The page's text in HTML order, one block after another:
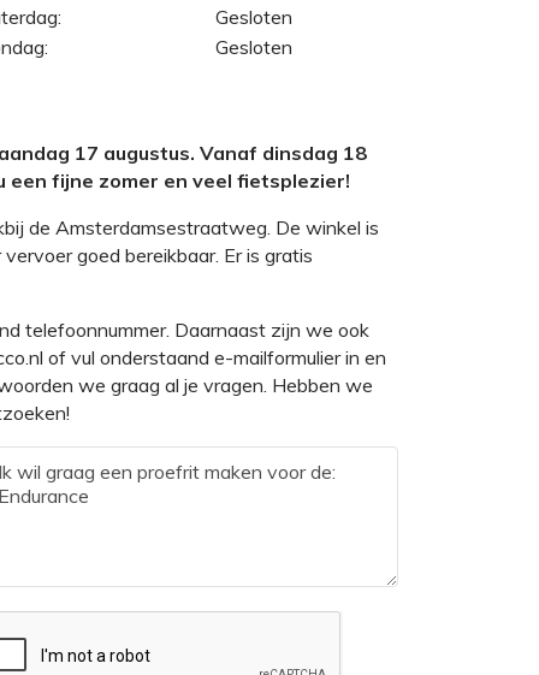
Gesloten
Gesloten
17 augustus. Vanaf dinsdag 18
een fijne zomer en veel fietsplezier!
de Amsterdamsestraatweg. De winkel is
goed bereikbaar. Er is gratis
telefoonnummer. Daarnaast zijn we ook
of vul onderstaand e-mailformulier in en
we graag al je vragen. Hebben we